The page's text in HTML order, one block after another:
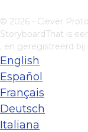
© 2026 - Clever
StoryboardThat is
, en geregistreerd
English
Español
Français
Deutsch
Italiana